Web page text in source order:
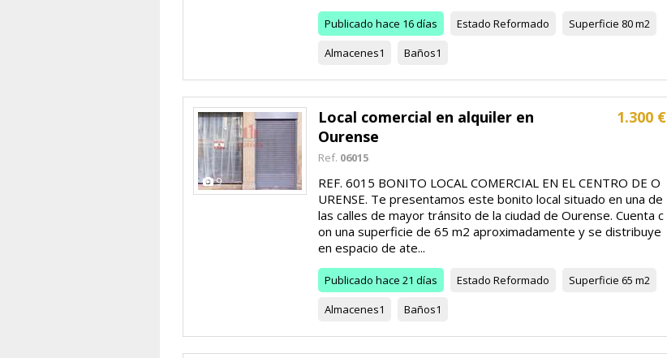
Publicado hace 16 días Estado Reformado Superficie 80 m2
Almacenes1 Baños1
9
1.300 €
Local comercial en alquiler en
Ourense
Ref. 06015
REF. 6015 BONITO LOCAL COMERCIAL EN EL CENTRO DE O
URENSE. Te presentamos este bonito local situado en una de
las calles de mayor tránsito de la ciudad de Ourense. Cuenta c
on una superficie de 65 m2 aproximadamente y se distribuye
en espacio de ate...
Publicado hace 21 días Estado Reformado Superficie 65 m2
Almacenes1 Baños1